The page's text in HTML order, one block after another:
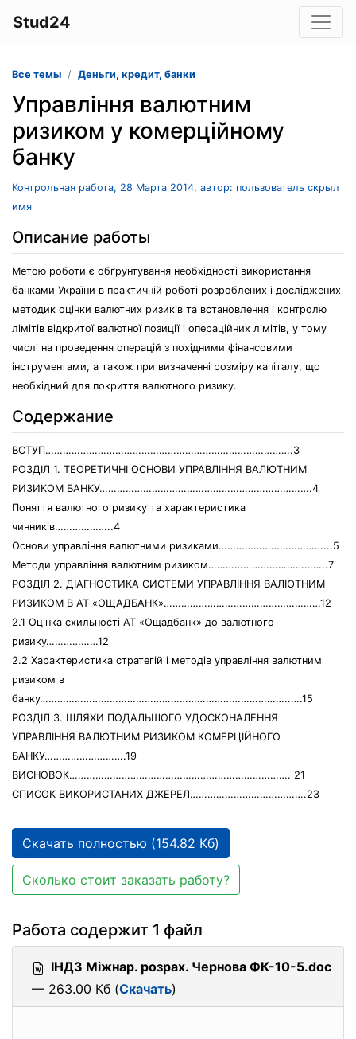
Stud24
Все темы Деньги, кредит, банки
Управління валютним
ризиком у комерційному
банку
Контрольная работа, 28 Марта 2014, автор: пользователь скрыл
имя
Описание работы
Метою роботи є обґрунтування необхідності використання
банками України в практичній роботі розроблених і досліджених
методик оцінки валютних ризиків та встановлення і контролю
лімітів відкритої валютної позиції і операційних лімітів, у тому
числі на проведення операцій з похідними фінансовими
інструментами, а також при визначенні розміру капіталу, що
необхідний для покриття валютного ризику.
Содержание
ВСТУП………………………………………………………………………….3
РОЗДІЛ 1. ТЕОРЕТИЧНІ ОСНОВИ УПРАВЛІННЯ ВАЛЮТНИМ
РИЗИКОМ БАНКУ……………………………………………………………….4
Поняття валютного ризику та характеристика
чинників………………..4
Основи управління валютними ризиками………………………………...5
Методи управління валютним ризиком…………………………………..7
РОЗДІЛ 2. ДІАГНОСТИКА СИСТЕМИ УПРАВЛІННЯ ВАЛЮТНИМ
РИЗИКОМ В АТ «ОЩАДБАНК»………………………………………………12
2.1 Оцінка схильності АТ «Ощадбанк» до валютного
ризику………………12
2.2 Характеристика стратегій і методів управління валютним
ризиком в
банку…………………………………………………………………………..….15
РОЗДІЛ 3. ШЛЯХИ ПОДАЛЬШОГО УДОСКОНАЛЕННЯ
УПРАВЛІННЯ ВАЛЮТНИМ РИЗИКОМ КОМЕРЦІЙНОГО
БАНКУ……………………….19
ВИСНОВОК…………………………………………………………………. 21
СПИСОК ВИКОРИСТАНИХ ДЖЕРЕЛ………………………………….23
Скачать полностью (154.82 Кб)
Сколько стоит заказать работу?
Работа содержит 1 файл
ІНДЗ Міжнар. розрах. Чернова ФК-10-5.doc
— 263.00 Кб (Скачать)